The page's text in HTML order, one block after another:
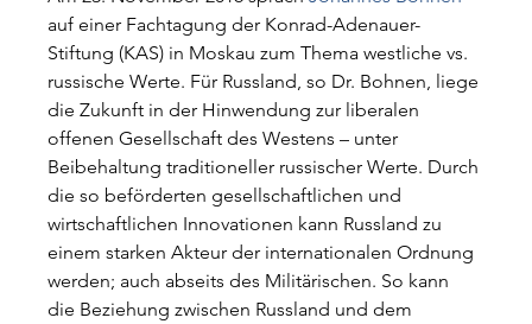
auf einer Fachtagung der Konrad-Adenauer-
Stiftung (KAS) in Moskau zum Thema westliche vs.
russische Werte. Für Russland, so Dr. Bohnen, liege
die Zukunft in der Hinwendung zur liberalen
offenen Gesellschaft des Westens – unter
Beibehaltung traditioneller russischer Werte. Durch
die so beförderten gesellschaftlichen und
wirtschaftlichen Innovationen kann Russland zu
einem starken Akteur der internationalen Ordnung
werden; auch abseits des Militärischen. So kann
die Beziehung zwischen Russland und dem